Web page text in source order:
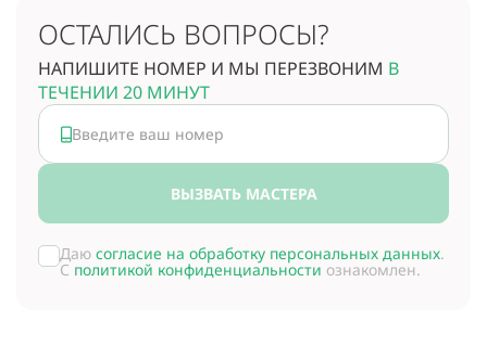
ОСТАЛИСЬ ВОПРОСЫ?
НАПИШИТЕ НОМЕР И МЫ ПЕРЕЗВОНИМ В
ТЕЧЕНИИ 20 МИНУТ
ВЫЗВАТЬ МАСТЕРА
Даю согласие на обработку персональных данных.
С политикой конфиденциальности ознакомлен.